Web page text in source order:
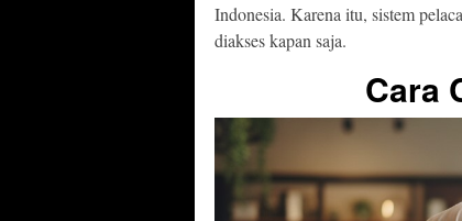
Indonesia. Karena itu, sistem
diakses kapan saja.
Cara